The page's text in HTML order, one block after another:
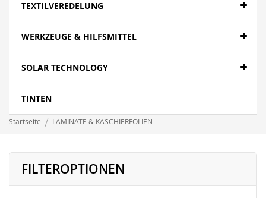
TEXTILVEREDELUNG
WERKZEUGE & HILFSMITTEL
SOLAR TECHNOLOGY
TINTEN
Startseite LAMINATE & KASCHIERFOLIEN
FILTEROPTIONEN